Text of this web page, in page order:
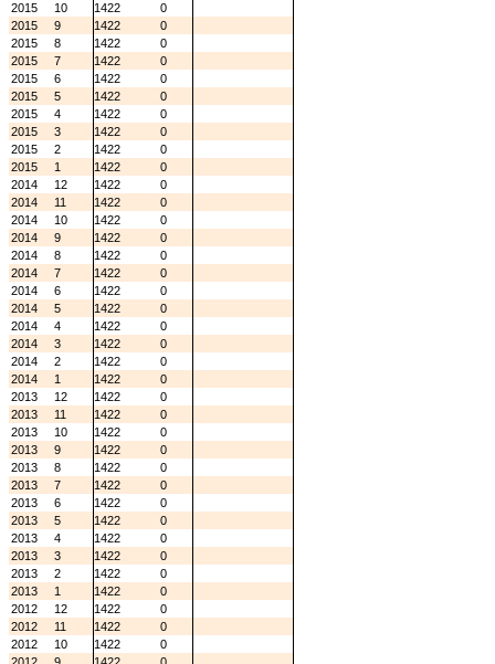
2015
10 1422
0
2015
9 1422
0
2015
8 1422
0
2015
7 1422
0
2015
6 1422
0
2015
5 1422
0
2015
4 1422
0
2015
3 1422
0
2015
2 1422
0
2015
1 1422
0
2014
12 1422
0
2014
11 1422
0
2014
10 1422
0
2014
9 1422
0
2014
8 1422
0
2014
7 1422
0
2014
6 1422
0
2014
5 1422
0
2014
4 1422
0
2014
3 1422
0
2014
2 1422
0
2014
1 1422
0
2013
12 1422
0
2013
11 1422
0
2013
10 1422
0
2013
9 1422
0
2013
8 1422
0
2013
7 1422
0
2013
6 1422
0
2013
5 1422
0
2013
4 1422
0
2013
3 1422
0
2013
2 1422
0
2013
1 1422
0
2012
12 1422
0
2012
11 1422
0
2012
10 1422
0